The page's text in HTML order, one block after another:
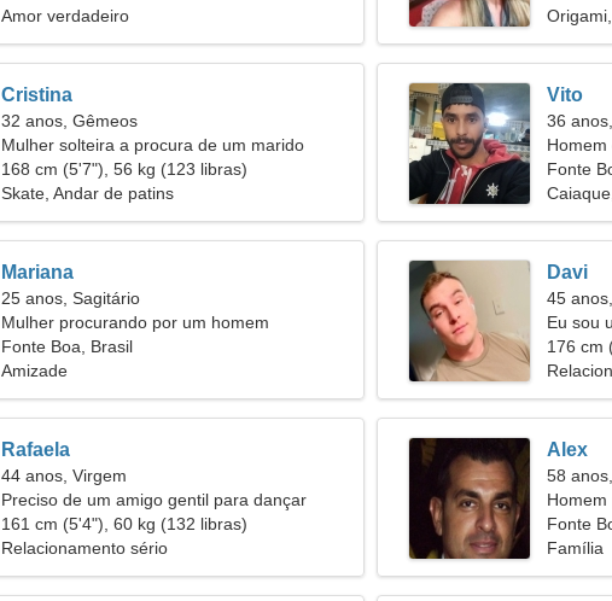
Amor verdadeiro
Cristina
32 anos, Gêmeos
Mulher solteira a procura de um marido
168 cm (5'7"), 56 kg (123 libras)
Skate, Andar de patins
Vito
36
Fonte
Mariana
25 anos, Sagitário
Mulher procurando por um homem
Fonte Boa, Brasil
Amizade
Davi
45
Eu sou
176 cm
Rafaela
44 anos, Virgem
Preciso de um amigo gentil para dançar
juntos
161 cm (5'4"), 60 kg (132 libras)
Relacionamento sério
Alex
58
Fonte
Família